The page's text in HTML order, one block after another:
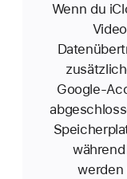
Wenn du
Google-
werden